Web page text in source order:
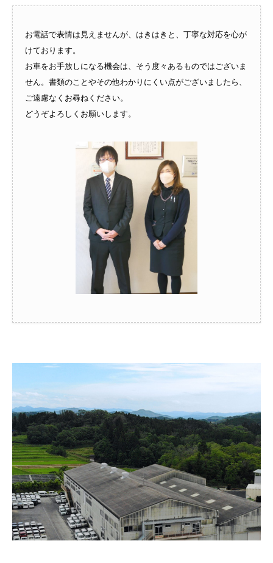
お電話で表情は見えませんが、はきはきと、丁寧な対応を心が
けております。
お車をお手放しになる機会は、そう度々あるものではございま
せん。書類のことやその他わかりにくい点がございましたら、
ご遠慮なくお尋ねください。
どうぞよろしくお願いします。